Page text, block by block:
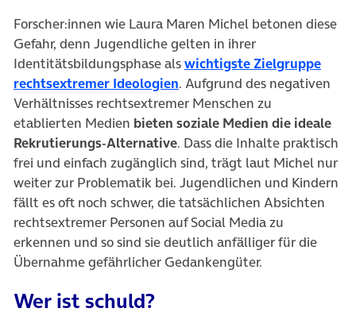
Forscher:innen wie Laura Maren Michel betonen diese
Gefahr, denn Jugendliche gelten in ihrer
Identitätsbildungsphase alswichtigste Zielgruppe
rechtsextremer Ideologien(öffnet in neuem Tab)
. Aufgrund des negativen
Verhältnisses rechtsextremer Menschen zu
etablierten Medien bieten soziale Medien die ideale
Rekrutierungs-Alternative. Dass die Inhalte praktisch
frei und einfach zugänglich sind, trägt laut Michel nur
weiter zur Problematik bei. Jugendlichen und Kindern
fällt es oft noch schwer, die tatsächlichen Absichten
rechtsextremer Personen auf Social Media zu
erkennen und so sind sie deutlich anfälliger für die
Übernahme gefährlicher Gedankengüter.
Wer ist schuld?